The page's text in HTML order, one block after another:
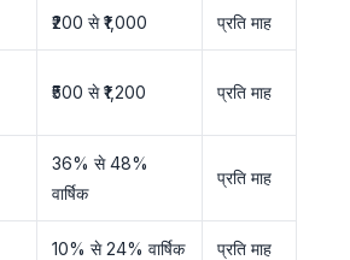
₹200 से ₹1,000 प्रति माह
₹500 से ₹1,200 प्रति माह
36% से 48%
वार्षिक
प्रति माह
10% से 24% वार्षिक प्रति माह